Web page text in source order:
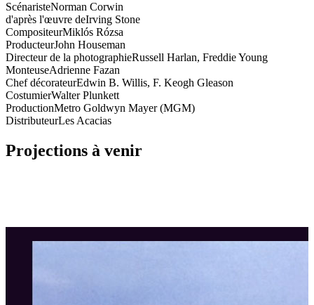
ScénaristeNorman Corwin
d'après l'œuvre deIrving Stone
CompositeurMiklós Rózsa
ProducteurJohn Houseman
Directeur de la photographieRussell Harlan, Freddie Young
MonteuseAdrienne Fazan
Chef décorateurEdwin B. Willis, F. Keogh Gleason
CostumierWalter Plunkett
ProductionMetro Goldwyn Mayer (MGM)
DistributeurLes Acacias
Projections à venir